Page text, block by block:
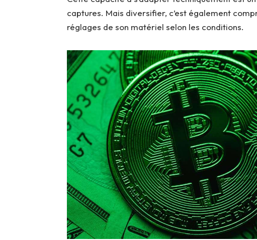
captures. Mais diversifier, c’est également
réglages de son matériel selon les conditions.